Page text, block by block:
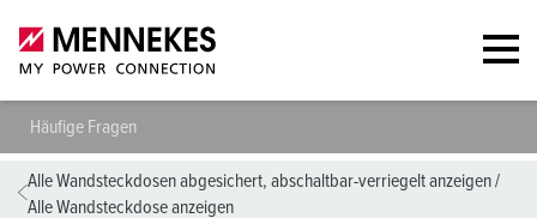
Häufige Fragen
Alle Wandsteckdosen abgesichert, abschaltbar-verriegelt anzeigen/
Alle Wandsteckdose anzeigen